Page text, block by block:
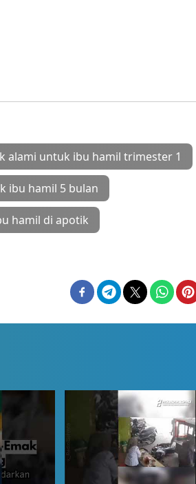
alami untuk ibu hamil trimester 1
ibu hamil 5 bulan
hamil di apotik